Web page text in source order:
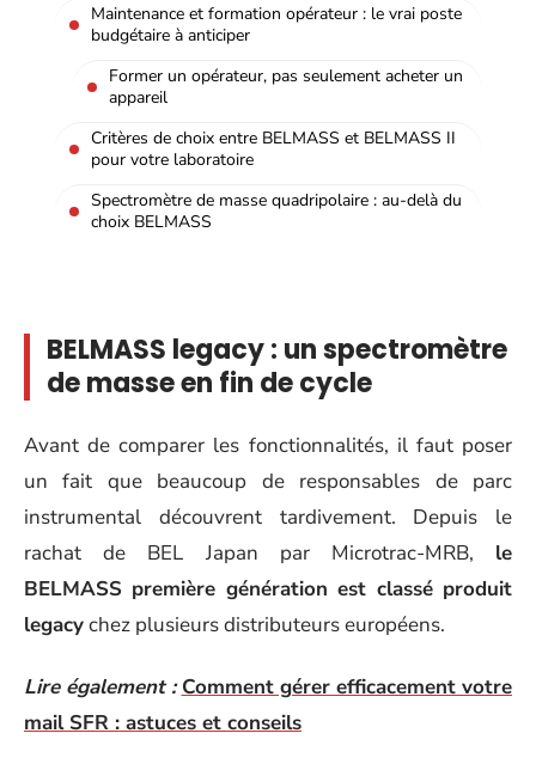
Maintenance et formation opérateur : le vrai poste
budgétaire à anticiper
Former un opérateur, pas seulement acheter un
appareil
Critères de choix entre BELMASS et BELMASS II
pour votre laboratoire
Spectromètre de masse quadripolaire : au-delà du
choix BELMASS
BELMASS legacy : un spectromètre
de masse en fin de cycle
Avant de comparer les fonctionnalités, il faut poser
un fait que beaucoup de responsables de parc
instrumental découvrent tardivement. Depuis le
rachat de BEL Japan par Microtrac-MRB, le
BELMASS première génération est classé produit
legacychez plusieurs distributeurs européens.
Lire également : Comment gérer efficacement votre
mail SFR : astuces et conseils